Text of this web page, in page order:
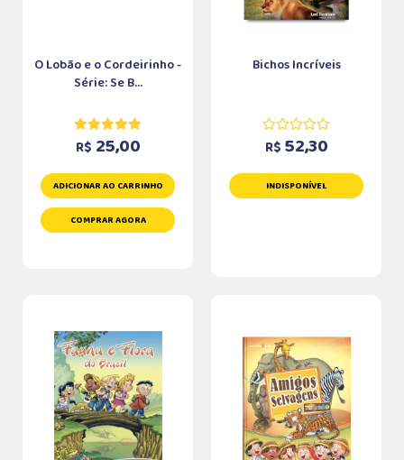
O Lobão e o Cordeirinho -
Série: Se B...
R$ 25,00
ADICIONAR AO CARRINHO
COMPRAR AGORA
Bichos Incríveis
R$ 52,30
INDISPONÍVEL